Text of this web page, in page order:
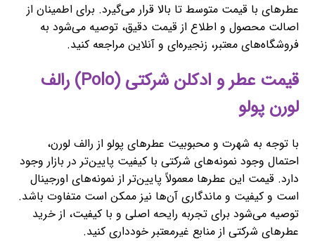
عطرهای با قیمت متوسط تا بالا قرار می‌گیرد. برای اطمینان از
اصالت محصول و اطلاع از قیمت دقیق، توصیه می‌شود به
فروشگاه‌های معتبر، زنجیره‌ای و آنلاین مراجعه کنید.
قیمت عطر و ادکلن شرکتی (Polo) رالف
لورن پولو
با توجه به شهرت و محبوبیت عطرهای پولو از رالف لورن،
احتمال وجود نمونه‌های شرکتی با کیفیت پایین‌تر در بازار وجود
دارد. قیمت این عطرها معمولاً پایین‌تر از نمونه‌های اورجینال
است و کیفیت و ماندگاری آن‌ها نیز ممکن است متفاوت باشد.
توصیه می‌شود برای تجربه رایحه اصلی و با کیفیت، از خرید
عطرهای شرکتی از منابع غیرمعتبر خودداری کنید.